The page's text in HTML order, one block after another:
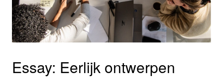
Essay: Eerlijk ontwerpen